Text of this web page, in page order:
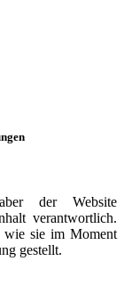
der Website
verantwortlich.
wie sie im Moment
gestellt.